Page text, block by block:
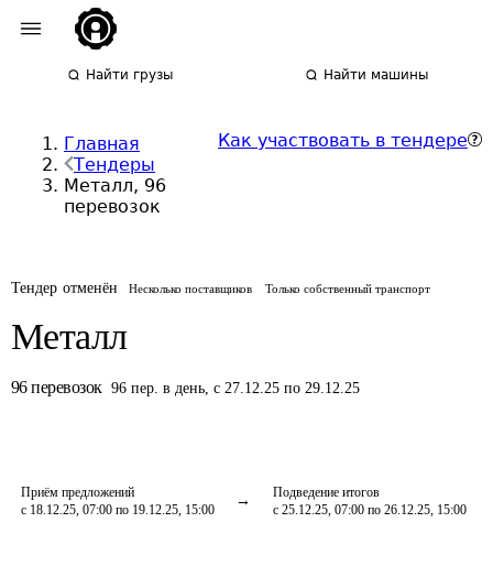
Найти грузы Найти машины
Главная
Тендеры
Металл, 96
перевозок
Как участвовать в тендере
Тендер отменён Несколько поставщиков Только собственный транспорт
Металл
96 перевозок 96 пер. в день, с 27.12.25 по 29.12.25
Приём предложений
с 18.12.25, 07:00 по 19.12.25, 15:00
Подведение итогов
с 25.12.25, 07:00 по 26.12.25, 15:00